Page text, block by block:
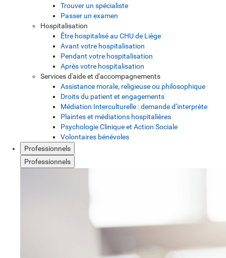
Trouver un spécialiste
Passer un examen
Hospitalisation
Être hospitalisé au CHU de Liège
Avant votre hospitalisation
Pendant votre hospitalisation
Après votre hospitalisation
Services d'aide et d'accompagnements
Assistance morale, religieuse ou philosophique
Droits du patient et engagements
Médiation Interculturelle : demande d’interprète
Plaintes et médiations hospitalières
Psychologie Clinique et Action Sociale
Volontaires bénévoles
Professionnels
Professionnels